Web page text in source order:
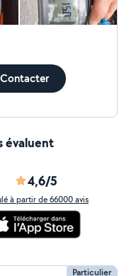
Contacter
évaluent
4,6/5
à partir de 66000 avis
Particulier